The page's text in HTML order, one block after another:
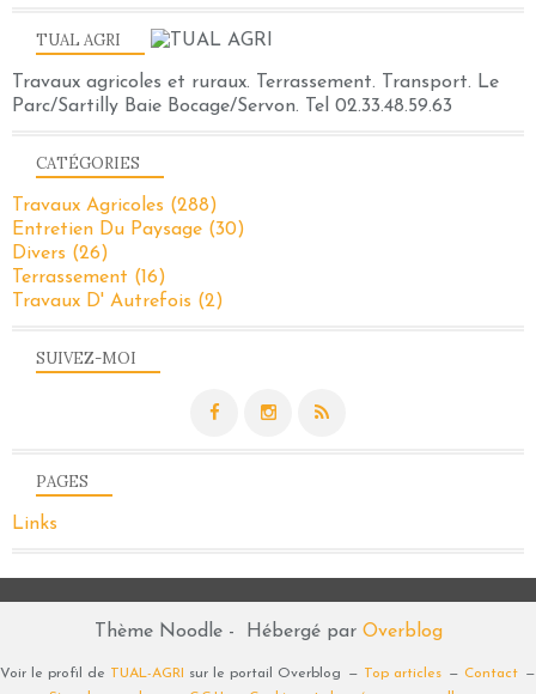
SUIVEZ-MOI
TUAL AGRI
Travaux agricoles et ruraux. Terrassement. Transport. Le
Parc/Sartilly Baie Bocage/Servon. Tel 02.33.48.59.63
PAGES
Links
CATÉGORIES
Travaux Agricoles (288)
Entretien Du Paysage (30)
Divers (26)
Terrassement (16)
Travaux D' Autrefois (2)
Thème Noodle - Hébergé par Overblog
Voir le profil de TUAL-AGRI sur le portail Overblog Top articles
Contact